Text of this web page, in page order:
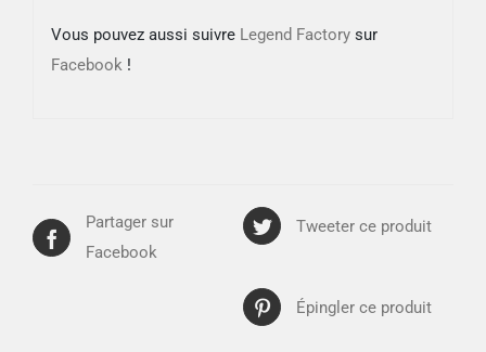
Vous pouvez aussi suivre Legend Factorysur
Facebook!
Partager sur
Facebook
Tweeter ce produit
Épingler ce produit